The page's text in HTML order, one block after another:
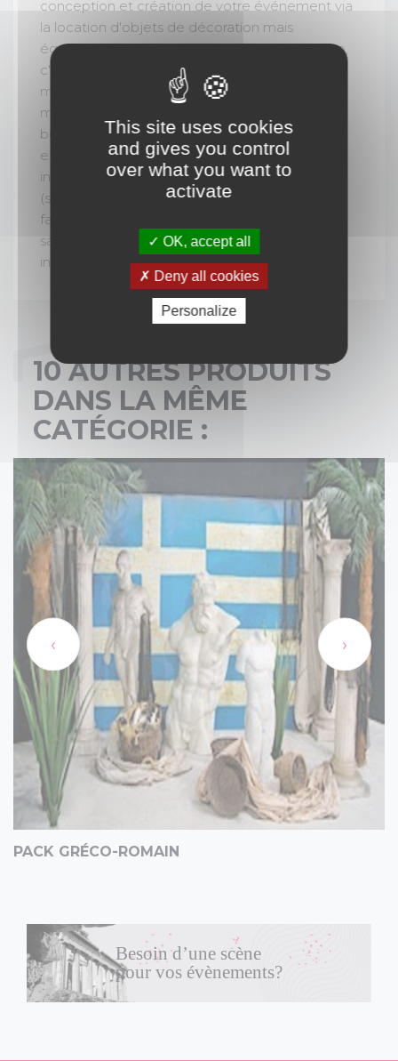
conception et création de votre événement via
la location d'objets de décoration mais
également la fabrication sur-mesure. La Sceno,
c'est l'assurance d'avoir un événement clé en
main, conçu, organisé et orchestré de A à Z, de
manière personnalisée et le respect de votre
budget. La Sceno intervient partout en France
et à l'étranger, sur votre site, en outdoor ou en
indoor pour tous types d'événements
(séminaires, journée ou soirée du personnel,
family day, convention, assemblée générale,
salon, lancement de produit, team-building,
incentive...).
10 AUTRES PRODUITS
DANS LA MÊME
CATÉGORIE :
PACK GRÉCO-ROMAIN
‹ ›
Besoin d’une scène
pour vos évènements?
This site uses cookies
and gives you control
over what you want to
activate
OK, accept all
Deny all cookies
Personalize